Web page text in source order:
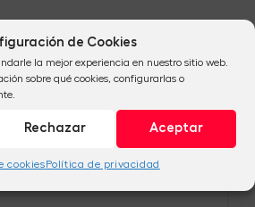
de Cookies
la mejor experiencia en nuestro sitio web.
sobre qué cookies, configurarlas o
Aceptar
Rechazar
cookiesPolítica de privacidad